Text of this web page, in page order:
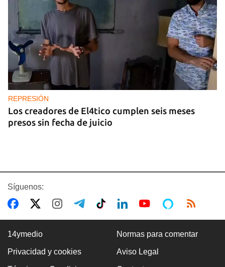
REPRESIÓN
Los creadores de El4tico cumplen seis meses
presos sin fecha de juicio
Síguenos:
14ymedio Normas para comentar
Privacidad y cookies Aviso Legal